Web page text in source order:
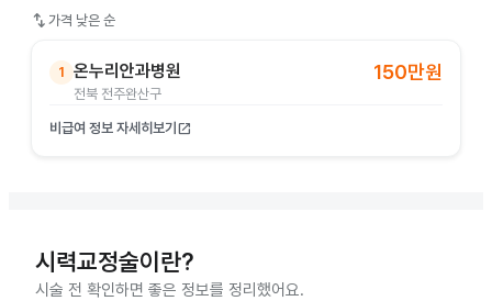
swap_vert 가격 낮은 순
1 온누리안과병원
전북 전주완산구
150만원
비급여 정보 자세히보기 open_in_new
시력교정술이란?
시술 전 확인하면 좋은 정보를 정리했어요.